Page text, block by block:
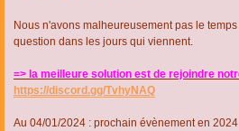
Nous n'avons malheureusement pas le
question dans les jours qui viennent.
=> la meilleure solution est de rejoindre
https://discord.gg/TvhyNAQ
Au 04/01/2024 : prochain évènement en 2024